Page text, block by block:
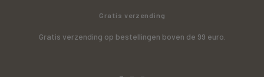
Gratis verzending
Gratis verzending op bestellingen boven de 99 euro.